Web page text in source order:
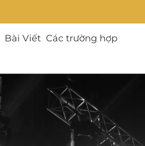
Bài Viết Các trường hợp